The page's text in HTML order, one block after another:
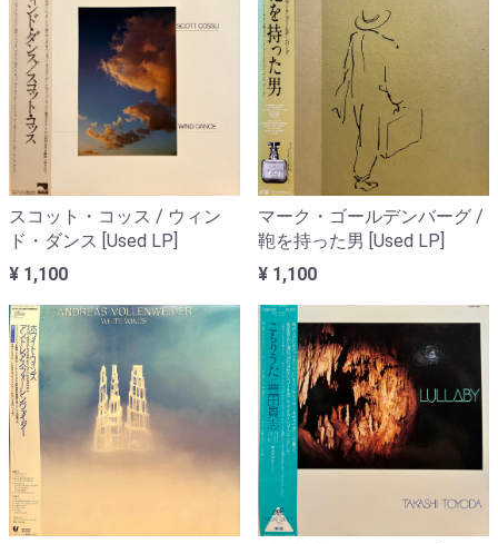
スコット・コッス / ウィン
ド・ダンス [Used LP]
¥ 1,100
マーク・ゴールデンバーグ /
鞄を持った男 [Used LP]
¥ 1,100